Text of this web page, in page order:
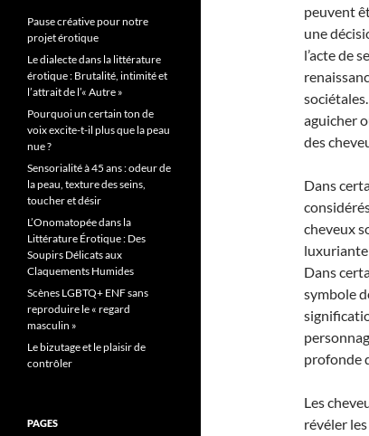
peuvent
une
l’acte de
aguicher
des
Dans
cheveux
luxuriante
Dans
symbole
profonde
Les
révéler
Pause créative pour notre
projet érotique
Le dialecte dans la littérature
érotique : Brutalité, intimité et
l’attrait de l’« Autre »
Pourquoi un certain ton de
voix excite-t-il plus que la peau
nue ?
Sensorialité à 45 ans : odeur de
la peau, texture des seins,
toucher et désir
L’Onomatopée dans la
Littérature Érotique : Des
Soupirs Délicats aux
Claquements Humides
Scènes LGBTQ+ ENF sans
reproduire le « regard
masculin »
Le bizutage et le plaisir de
contrôler
PAGES